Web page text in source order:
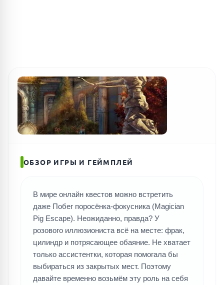
ПОИСК ИГР
ОБЗОР ИГРЫ И ГЕЙМПЛЕЙ
В мире онлайн квестов можно встретить
даже Побег поросёнка-фокусника (Magician
Pig Escape). Неожиданно, правда? У
розового иллюзиониста всё на месте: фрак,
цилиндр и потрясающее обаяние. Не хватает
только ассистентки, которая помогала бы
выбираться из закрытых мест. Поэтому
давайте временно возьмём эту роль на себя